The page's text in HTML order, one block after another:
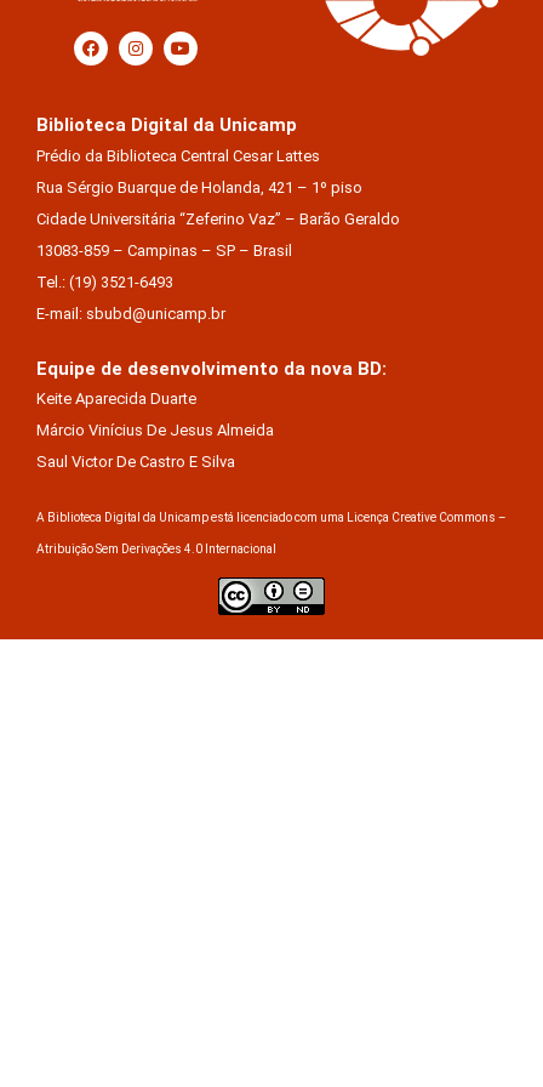
Biblioteca Digital da Unicamp
Prédio da Biblioteca Central Cesar Lattes
Rua Sérgio Buarque de Holanda, 421 – 1º piso
Cidade Universitária “Zeferino Vaz” – Barão Geraldo
13083-859 – Campinas – SP – Brasil
Tel.: (19) 3521-6493
E-mail: sbubd@unicamp.br
Equipe de desenvolvimento da nova BD:
Keite Aparecida Duarte
Márcio Vinícius De Jesus Almeida
Saul Victor De Castro E Silva
A Biblioteca Digital da Unicamp está licenciado com uma Licença Creative Commons –
Atribuição Sem Derivações 4.0 Internacional